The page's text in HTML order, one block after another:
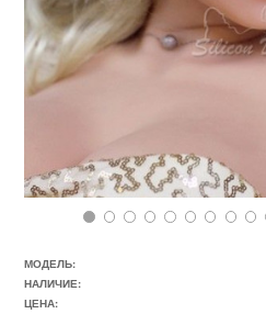
МОДЕЛЬ:
НАЛИЧИЕ:
ЦЕНА: